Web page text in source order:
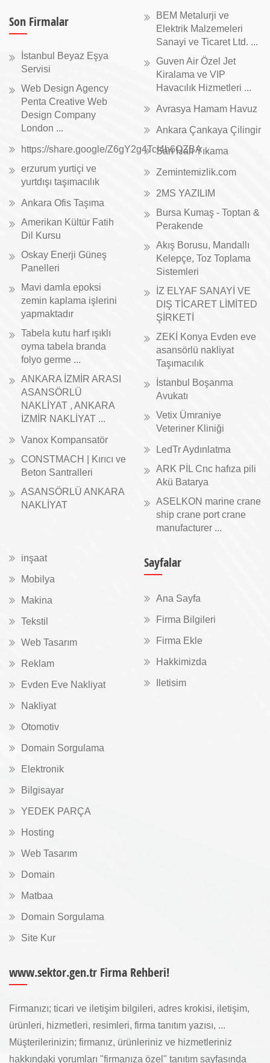
Son Firmalar
İstanbul Beyaz Eşya
Servisi
Web Design Agency
Penta Creative Web
Design Company
London ...
https://share.google/Z6gY2g4TcI4h6QZBA
erzurum yurtiçi ve
yurtdışı taşımacılık
Ankara Ofis Taşıma
Amerikan Kültür Fatih
Dil Kursu
Oskay Enerji Güneş
Panelleri
Mavi damla epoksi
zemin kaplama işlerini
yapmaktadır
Tabela kutu harf ışıklı
oyma tabela branda
folyo germe ...
ANKARA İZMİR ARASI
ASANSÖRLÜ
NAKLİYAT , ANKARA
İZMİR NAKLİYAT ...
Vanox Kompansatör
CONSTMACH | Kırıcı ve
Beton Santralleri
ASANSÖRLÜ ANKARA
NAKLİYAT
BEM Metalurji ve
Elektrik Malzemeleri
Sanayi ve Ticaret Ltd. ...
Guven Air Özel Jet
Kiralama ve VIP
Havacılık Hizmetleri ...
Avrasya Hamam Havuz
Ankara Çankaya Çilingir
Sarı Halı Yıkama
Zemintemizlik.com
2MS YAZILIM
Bursa Kumaş - Toptan &
Perakende
Akış Borusu, Mandallı
Kelepçe, Toz Toplama
Sistemleri
İZ ELYAF SANAYİ VE
DIŞ TİCARET LİMİTED
ŞİRKETİ
ZEKİ Konya Evden eve
asansörlü nakliyat
Taşımacılık
İstanbul Boşanma
Avukatı
Vetix Ümraniye
Veteriner Kliniği
LedTr Aydınlatma
ARK PİL Cnc hafıza pili
Akü Batarya
ASELKON marine crane
ship crane port crane
manufacturer ...
inşaat
Mobilya
Makina
Tekstil
Web Tasarım
Reklam
Evden Eve Nakliyat
Nakliyat
Otomotiv
Domain Sorgulama
Elektronik
Bilgisayar
YEDEK PARÇA
Hosting
Web Tasarım
Domain
Matbaa
Domain Sorgulama
Site Kur
Sayfalar
Ana Sayfa
Firma Bilgileri
Firma Ekle
Hakkimizda
Iletisim
www.sektor.gen.tr Firma Rehberi!
Firmanızı; ticari ve iletişim bilgileri, adres krokisi, iletişim,
ürünleri, hizmetleri, resimleri, firma tanıtım yazısı, ...
Müşterilerinizin; firmanız, ürünleriniz ve hizmetleriniz
hakkındaki yorumları "firmanıza özel" tanıtım sayfasında